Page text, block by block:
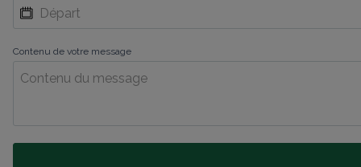
Contenu de votre message